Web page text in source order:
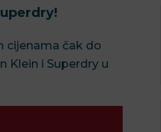
cijenama čak do
Klein i Superdry u